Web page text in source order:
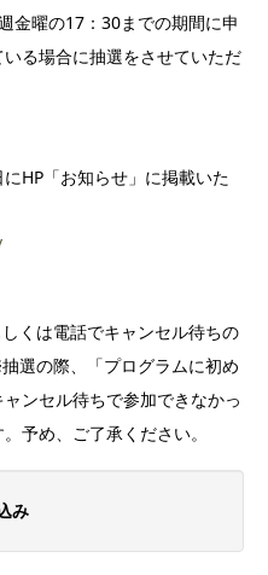
金曜の17：30までの期間に申
る場合に抽選をさせていただ
HP「お知らせ」に掲載いた
くは電話でキャンセル待ちの
選の際、「プログラムに初め
ンセル待ちで参加できなかっ
予め、ご了承ください。
み